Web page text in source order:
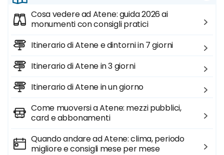
Cosa vedere ad Atene: guida 2026 ai
monumenti con consigli pratici
Itinerario di Atene e dintorni in 7 giorni
Itinerario di Atene in 3 giorni
Itinerario di Atene in un giorno
Come muoversi a Atene: mezzi pubblici,
card e abbonamenti
Quando andare ad Atene: clima, periodo
migliore e consigli mese per mese